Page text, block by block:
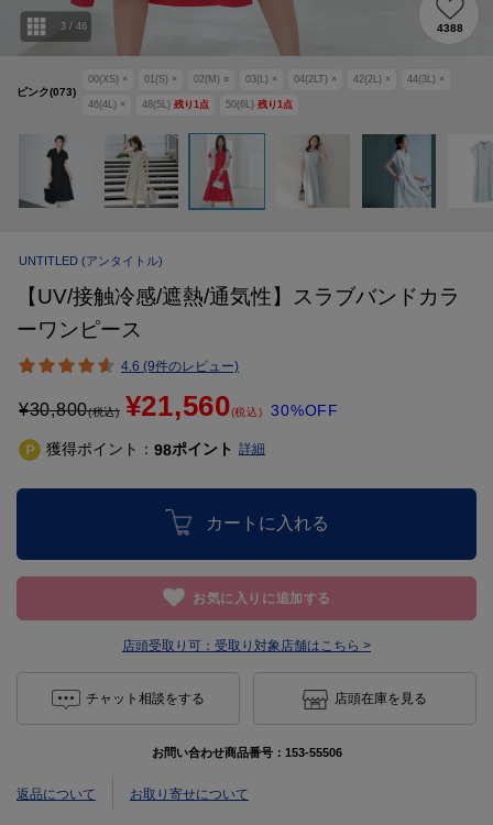
ピンク(073)
00(XS) × 01(S) × 02(M) ○ 03(L) × 04(2LT) × 42(2L) × 44(3L) ×
46(4L) × 48(5L) 残り 1点 50(6L) 残り 1点
3 / 46 4388
UNTITLED (アンタイトル)
【UV/接触冷感/遮熱/通気性】スラブバンドカラ
ーワンピース
4.6 (9件のレビュー)
¥30,800(税込) ¥21,560(税込) 30%OFF
獲得ポイント： 98ポイント 詳細
カートに入れる
お気に入りに追加する
店頭受取り可： 受取り対象店舗はこちら >
チャット相談をする 店頭在庫を見る
お問い合わせ商品番号： 153-55506
返品について お取り寄せについて